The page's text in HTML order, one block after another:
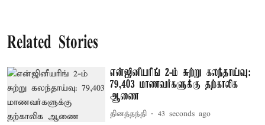
Related Stories
என்ஜினீயரிங் 2-ம் சுற்று கலந்தாய்வு:
79,403 மாணவர்களுக்கு தற்காலிக
ஆணை
தினத்தந்தி 44 seconds ago